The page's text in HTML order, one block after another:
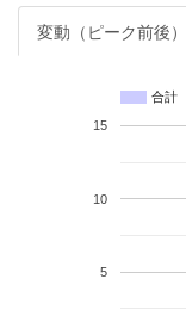
変動（ピーク前後）
合計
5
10
15